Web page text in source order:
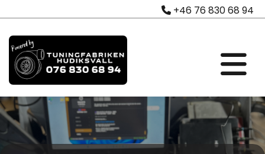
 +46 76 830 68 94